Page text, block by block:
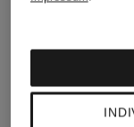
CATNOIR
Blusenshirt mit 3/4-